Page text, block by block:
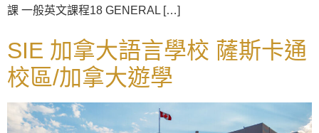
課 一般英文課程18 GENERAL […]
SIE 加拿大語言學校 薩斯卡通
校區/加拿大遊學